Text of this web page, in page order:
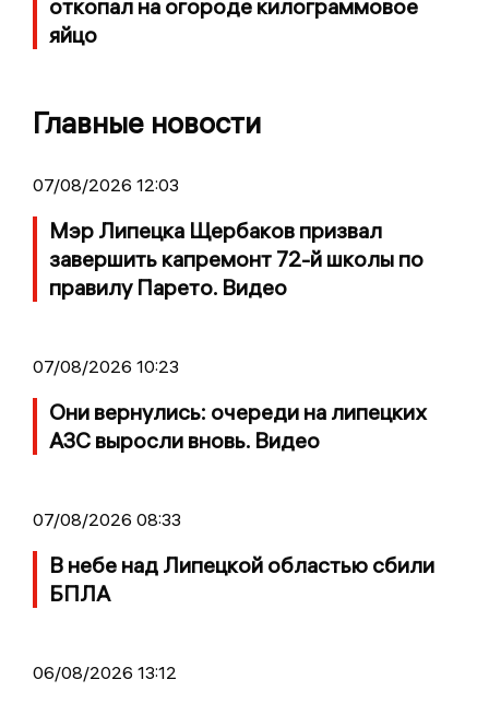
откопал на огороде килограммовое
яйцо
Главные новости
07/08/2026 12:03
Мэр Липецка Щербаков призвал
завершить капремонт 72-й школы по
правилу Парето. Видео
07/08/2026 10:23
Они вернулись: очереди на липецких
АЗС выросли вновь. Видео
07/08/2026 08:33
В небе над Липецкой областью сбили
БПЛА
06/08/2026 13:12